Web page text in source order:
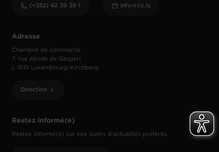
Restez informé(e)
Restez informé(e) sur vos sujets d’actualités préférés.
Adresse
Chambre de commerce
7, rue Alcide de Gasperi
L-1615 Luxembourg-Kirchberg
Direction
(+352) 42 39 39 1 info@cc.lu